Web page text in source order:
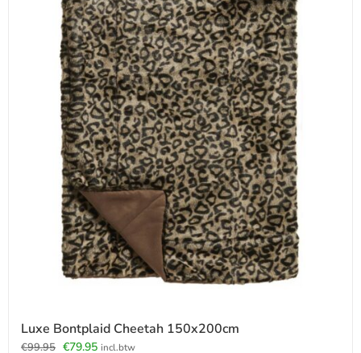
Luxe Bontplaid Cheetah 150x200cm
€99.95 Oorspronkelijke
€79.95Huidige
incl.btw